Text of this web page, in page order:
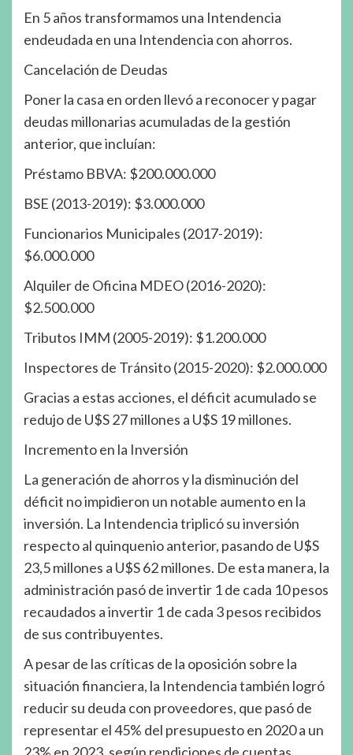
En 5 años transformamos una Intendencia
endeudada en una Intendencia con ahorros.
Cancelación de Deudas
Poner la casa en orden llevó a reconocer y pagar
deudas millonarias acumuladas de la gestión
anterior, que incluían:
Préstamo BBVA: $200.000.000
BSE (2013-2019): $3.000.000
Funcionarios Municipales (2017-2019):
$6.000.000
Alquiler de Oficina MDEO (2016-2020):
$2.500.000
Tributos IMM (2005-2019): $1.200.000
Inspectores de Tránsito (2015-2020): $2.000.000
Gracias a estas acciones, el déficit acumulado se
redujo de U$S 27 millones a U$S 19 millones.
Incremento en la Inversión
La generación de ahorros y la disminución del
déficit no impidieron un notable aumento en la
inversión. La Intendencia triplicó su inversión
respecto al quinquenio anterior, pasando de U$S
23,5 millones a U$S 62 millones. De esta manera, la
administración pasó de invertir 1 de cada 10 pesos
recaudados a invertir 1 de cada 3 pesos recibidos
de sus contribuyentes.
A pesar de las críticas de la oposición sobre la
situación financiera, la Intendencia también logró
reducir su deuda con proveedores, que pasó de
representar el 45% del presupuesto en 2020 a un